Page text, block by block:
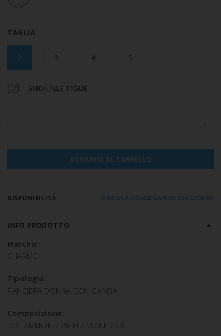
TAGLIA
2 3 4 5
GUIDA ALLE TAGLIE
1
AGGIUNGI AL CARRELLO
DISPONIBILITÀ PRONTA CONSEGNA IN 2/4 GIORNI
INFO PRODOTTO
Marchio:
CHARME
Tipologia:
PANCIERA DONNA CON GAMBA
Composizione:
POLIAMMIDE 77% ELASTANE 23%